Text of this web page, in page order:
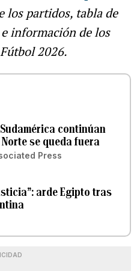
los partidos, tabla de
información de los
2026.
continúan
se queda fuera
Press
arde Egipto tras